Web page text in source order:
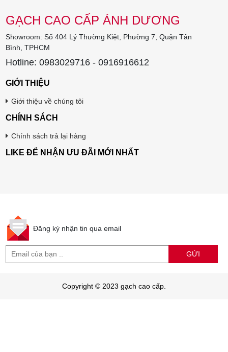
GẠCH CAO CẤP ÁNH DƯƠNG
Showroom: Số 404 Lý Thường Kiệt, Phường 7, Quận Tân
Bình, TPHCM
Hotline: 0983029716 - 0916916612
GIỚI THIỆU
Giới thiệu về chúng tôi
CHÍNH SÁCH
Chính sách trả lại hàng
LIKE ĐỂ NHẬN ƯU ĐÃI MỚI NHẤT
Đăng ký nhận tin qua email
GỬI
Copyright © 2023 gạch cao cấp.